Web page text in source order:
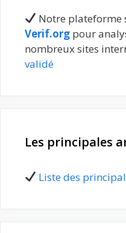
Notre plateforme
Verif.org pour
nombreux sites
validé
Les principales
Liste des